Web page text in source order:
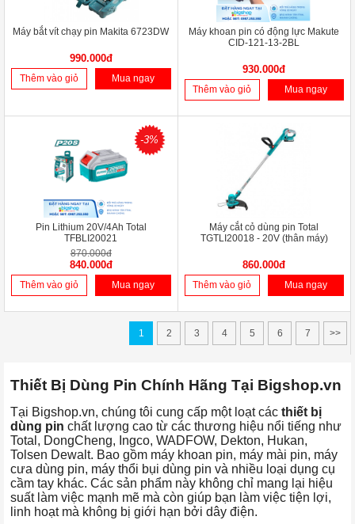
Máy bắt vít chạy pin Makita 6723DW
990.000đ
Thêm vào giỏ Mua ngay
Máy khoan pin có động lực Makute
CID-121-13-2BL
930.000đ
Thêm vào giỏ Mua ngay
-3%
Pin Lithium 20V/4Ah Total
TFBLI20021
870.000đ
840.000đ
Thêm vào giỏ Mua ngay
Máy cắt cỏ dùng pin Total
TGTLI20018 - 20V (thân máy)
860.000đ
Thêm vào giỏ Mua ngay
1 2 3 4 5 6 7 >>
Thiết Bị Dùng Pin Chính Hãng Tại Bigshop.vn
Tại Bigshop.vn, chúng tôi cung cấp một loạt các thiết bị
dùng pin chất lượng cao từ các thương hiệu nổi tiếng như
Total, DongCheng, Ingco, WADFOW, Dekton, Hukan,
Tolsen Dewalt. Bao gồm máy khoan pin, máy mài pin, máy
cưa dùng pin, máy thổi bụi dùng pin và nhiều loại dụng cụ
cầm tay khác. Các sản phẩm này không chỉ mang lại hiệu
suất làm việc mạnh mẽ mà còn giúp bạn làm việc tiện lợi,
linh hoạt mà không bị giới hạn bởi dây điện.